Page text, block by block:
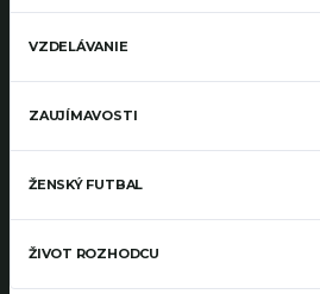
VZDELÁVANIE
ZAUJÍMAVOSTI
ŽENSKÝ FUTBAL
ŽIVOT ROZHODCU